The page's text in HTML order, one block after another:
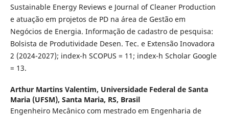
Sustainable Energy Reviews e Journal of Cleaner Production
e atuação em projetos de PD na área de Gestão em
Negócios de Energia. Informação de cadastro de pesquisa:
Bolsista de Produtividade Desen. Tec. e Extensão Inovadora
2 (2024-2027); index-h SCOPUS = 11; index-h Scholar Google
= 13.
Arthur Martins Valentim, Universidade Federal de Santa
Maria (UFSM), Santa Maria, RS, Brasil
Engenheiro Mecânico com mestrado em Engenharia de